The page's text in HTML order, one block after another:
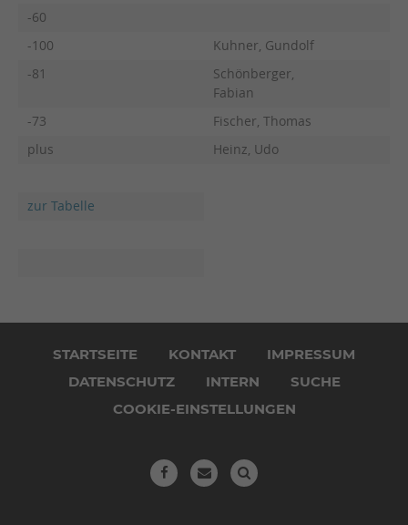
-60
-100
Kuhner, Gundolf
-81
Schönberger,
Fabian
-73
Fischer, Thomas
plus
Heinz, Udo
zur Tabelle
überspringen
STARTSEITE KONTAKT
IMPRESSUM
DATENSCHUTZ
INTERN
SUCHE
COOKIE-EINSTELLUNGEN